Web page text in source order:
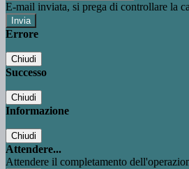
E-mail inviata, si prega di controllare la
Errore
Chiudi
Successo
Chiudi
Informazione
Chiudi
Attendere...
Attendere il completamento